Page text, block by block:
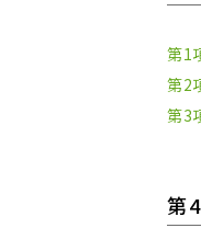
第1
第2
第3
第